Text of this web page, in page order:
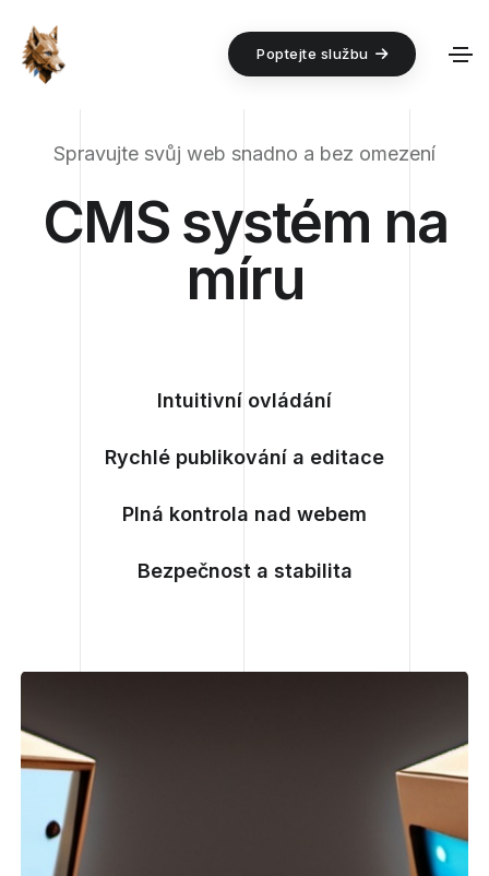
Poptejte službu
Spravujte svůj web snadno a bez omezení
CMS systém na
míru
Intuitivní ovládání
Rychlé publikování a editace
Plná kontrola nad webem
Bezpečnost a stabilita